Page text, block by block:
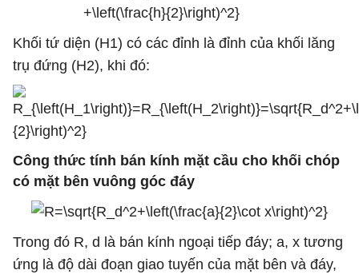
Khối tứ diện (H1) có các đỉnh là đỉnh của khối lăng
trụ đứng (H2), khi đó:
Công thức tính bán kính mặt cầu cho khối chóp
có mặt bên vuông góc đáy
Trong đó R, d là bán kính ngoại tiếp đáy; a, x tương
ứng là độ dài đoạn giao tuyến của mặt bên và đáy,